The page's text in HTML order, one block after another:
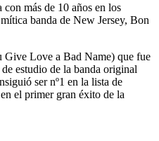
más de 10 años en los
banda de New Jersey, Bon
Give Love a Bad Name) que fue
estudio de la banda original
ser nº1 en la lista de
el primer gran éxito de la